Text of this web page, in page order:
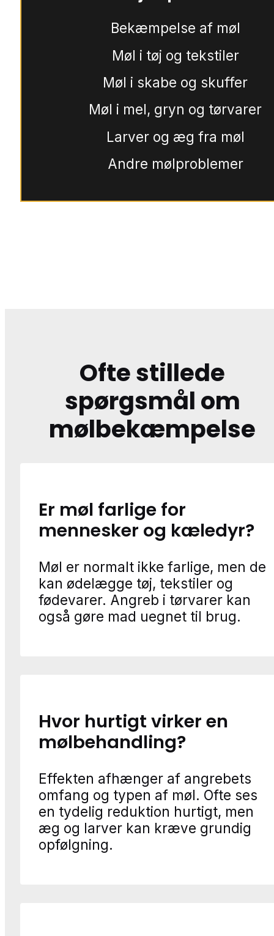
Bekæmpelse af møl
Møl i tøj og tekstiler
Møl i skabe og skuffer
Møl i mel, gryn og tørvarer
Larver og æg fra møl
Andre mølproblemer
Ofte stillede
spørgsmål om
mølbekæmpelse
Er møl farlige for
mennesker og kæledyr?
Møl er normalt ikke farlige, men de
kan ødelægge tøj, tekstiler og
fødevarer. Angreb i tørvarer kan
også gøre mad uegnet til brug.
Hvor hurtigt virker en
mølbehandling?
Effekten afhænger af angrebets
omfang og typen af møl. Ofte ses
en tydelig reduktion hurtigt, men
æg og larver kan kræve grundig
opfølgning.